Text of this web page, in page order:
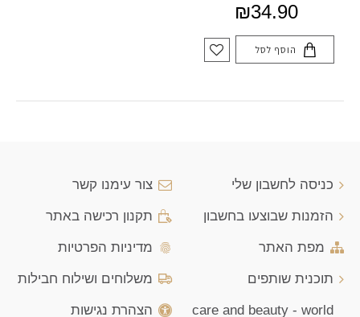
₪34.90
הוסף לסל
כניסה לחשבון שלי
הזמנות שבוצעו בחשבון
מפת האתר
תוכנית שותפים
care and beauty - world
צור עימנו קשר
תקנון רכישה באתר
מדיניות הפרטיות
משלוחים ושילוח חבילות
הצהרת נגישות